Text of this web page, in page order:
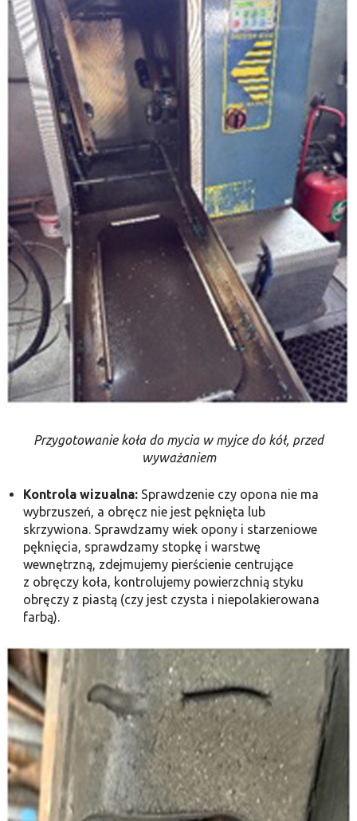
Przygotowanie koła do mycia w myjce do kół, przed
wyważaniem
Kontrola wizualna: Sprawdzenie czy opona nie ma
wybrzuszeń, a obręcz nie jest pęknięta lub
skrzywiona. Sprawdzamy wiek opony i starzeniowe
pęknięcia, sprawdzamy stopkę i warstwę
wewnętrzną, zdejmujemy pierścienie centrujące
z obręczy koła, kontrolujemy powierzchnią styku
obręczy z piastą (czy jest czysta i niepolakierowana
farbą).